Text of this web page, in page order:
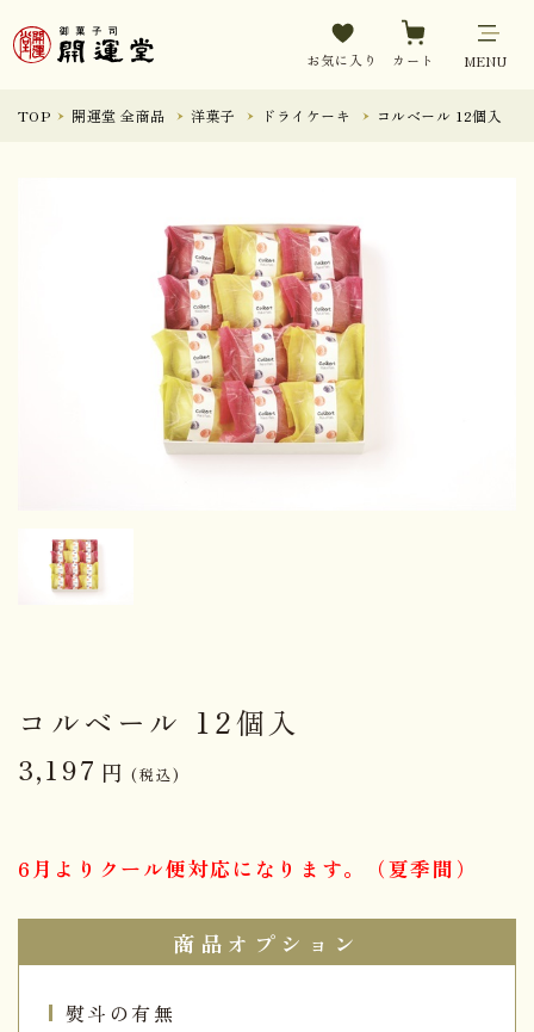
お気に入り カート MENU
TOP 開運堂 全商品 洋菓子 ドライケーキ コルベール 12個入
コルベール 12個入
3,197 円 (税込)
6月よりクール便対応になります。（夏季間）
商品オプション
熨斗の有無